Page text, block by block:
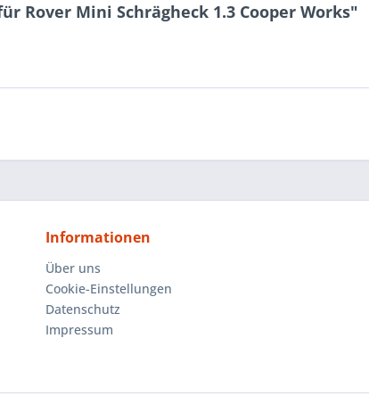
Rover Mini Schrägheck 1.3 Cooper Works"
Informationen
Über uns
Cookie-Einstellungen
Datenschutz
Impressum